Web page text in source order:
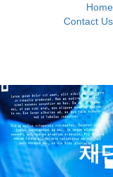
Home
Contact Us
재